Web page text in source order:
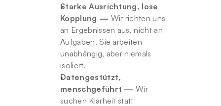
Starke Ausrichtung, lose
Kopplung — Wir richten uns
an Ergebnissen aus, nicht an
Aufgaben. Sie arbeiten
unabhängig, aber niemals
isoliert.
Datengestützt,
menschgeführt — Wir
suchen Klarheit statt